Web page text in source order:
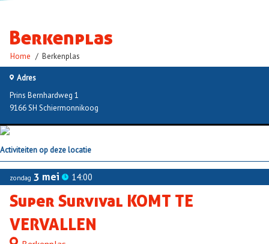
Berkenplas
Kruimelpad
Home Berkenplas
Adres
Prins Bernhardweg 1
9166 SH Schiermonnikoog
Activiteiten op deze locatie
zondag 3 mei 14:00
Super Survival KOMT TE
VERVALLEN